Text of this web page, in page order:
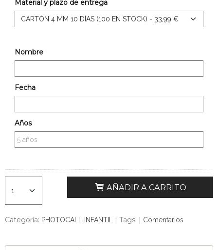
Material y plazo de entrega
Nombre
Fecha
Años
AÑADIR A CARRITO
Categoría: PHOTOCALL INFANTIL | Tags: | Comentarios